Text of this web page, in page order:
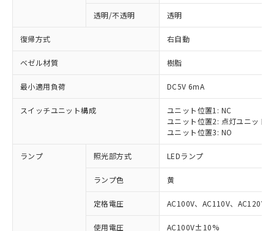
透明/不透明 透明
復帰方式 右自動
ベゼル材質 樹脂
最小適用負荷 DC5V 6mA
スイッチユニット構成
ユニット位置1: NC
ユニット位置2: 点灯ユニット
ユニット位置3: NO
ランプ 照光部方式 LEDランプ
ランプ色 黄
定格電圧 AC100V、AC110V、AC120V
使用電圧
AC100V±10%